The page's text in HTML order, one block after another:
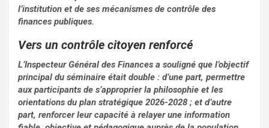
l’institution et de ses mécanismes de contrôle des
finances publiques.
Vers un contrôle citoyen renforcé
L’Inspecteur Général des Finances a souligné que l’objectif
principal du séminaire était double : d’une part, permettre
aux participants de s’approprier la philosophie et les
orientations du plan stratégique 2026-2028 ; et d’autre
part, renforcer leur capacité à relayer une information